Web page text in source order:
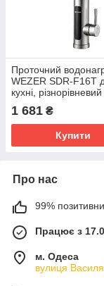
Проточний
WEZER SDR-F16T
кухні,
датчик темп., 3,3
1 681 ₴
Купити
Про нас
99%
Працює з
м. Одеса
вулиця